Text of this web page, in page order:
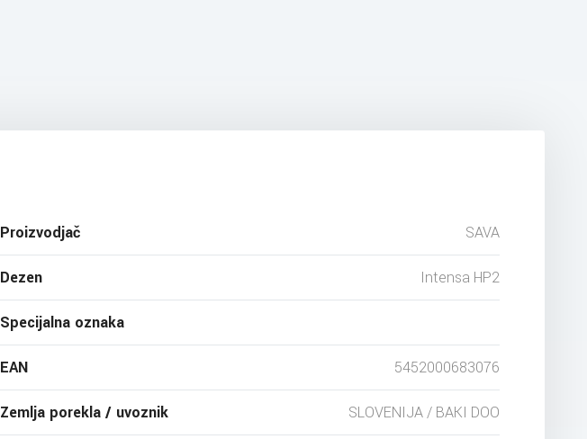
Proizvodjač SAVA
Dezen Intensa HP2
Specijalna oznaka
EAN 5452000683076
Zemlja porekla / uvoznik SLOVENIJA / BAKI DOO